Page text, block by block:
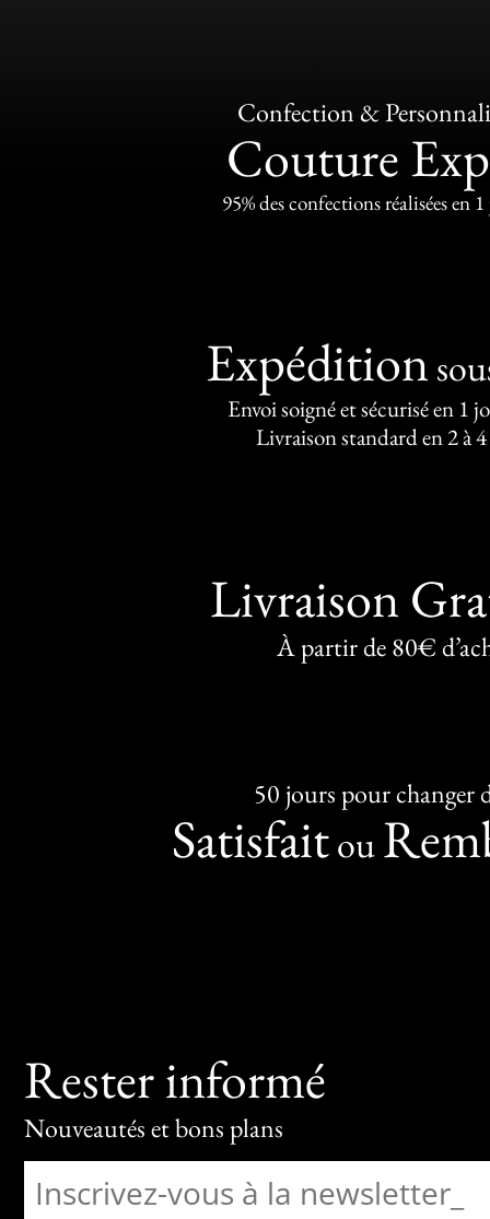
Confection &
Couture
95% des confections réalisées en
Expédition
Envoi soigné et sécurisé en 1
Livraison standard en 2 à
Livraison
À partir de 80€
50 jours pour changer
Satisfaitou
Rester informé
Nouveautés et bons plans